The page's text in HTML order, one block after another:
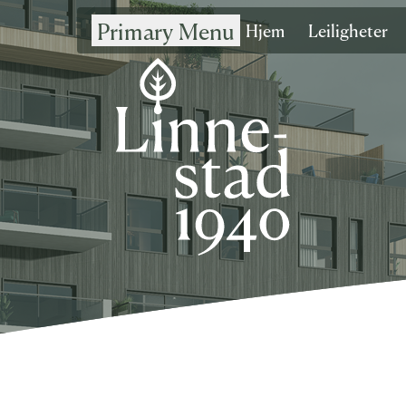
Primary Menu Hjem Leiligheter